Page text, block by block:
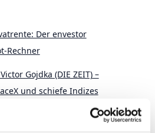
Der envestor
Rechner
Gojdka (DIE ZEIT) –
und schiefe Indizes